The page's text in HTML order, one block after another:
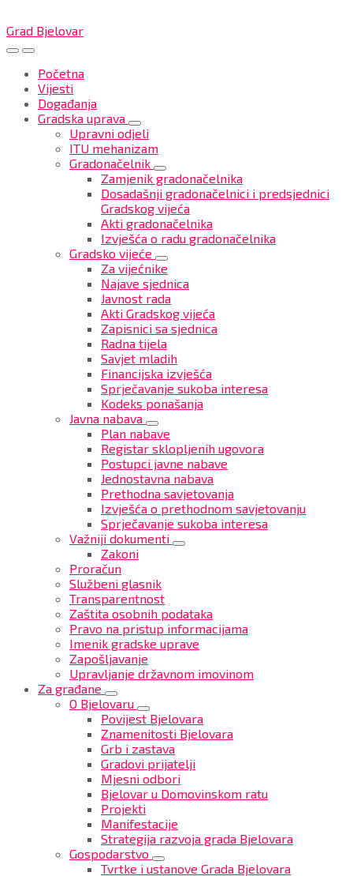
Grad Bjelovar
Početna
Vijesti
Događanja
Gradska uprava
Upravni odjeli
ITU mehanizam
Gradonačelnik
Zamjenik gradonačelnika
Dosadašnji gradonačelnici i predsjednici
Gradskog vijeća
Akti gradonačelnika
Izvješća o radu gradonačelnika
Gradsko vijeće
Za vijećnike
Najave sjednica
Javnost rada
Akti Gradskog vijeća
Zapisnici sa sjednica
Radna tijela
Savjet mladih
Financijska izvješća
Sprječavanje sukoba interesa
Kodeks ponašanja
Javna nabava
Plan nabave
Registar sklopljenih ugovora
Postupci javne nabave
Jednostavna nabava
Prethodna savjetovanja
Izvješća o prethodnom savjetovanju
Sprječavanje sukoba interesa
Važniji dokumenti
Zakoni
Proračun
Službeni glasnik
Transparentnost
Zaštita osobnih podataka
Pravo na pristup informacijama
Imenik gradske uprave
Zapošljavanje
Upravljanje državnom imovinom
Za građane
O Bjelovaru
Povijest Bjelovara
Znamenitosti Bjelovara
Grb i zastava
Gradovi prijatelji
Mjesni odbori
Bjelovar u Domovinskom ratu
Projekti
Manifestacije
Strategija razvoja grada Bjelovara
Gospodarstvo
Tvrtke i ustanove Grada Bjelovara